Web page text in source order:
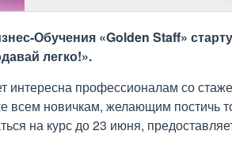
Обучения «Golden Staff»
легко!».
интересна профессионалам со
всем новичкам, желающим постичь
на курс до 23 июня,